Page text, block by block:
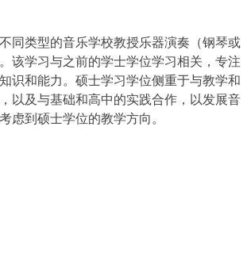
同类型的音乐学校教授乐器演奏（钢琴或
该学习与之前的学士学位学习相关，专注
识和能力。硕士学习学位侧重于与教学和
以及与基础和高中的实践合作，以发展音
虑到硕士学位的教学方向。